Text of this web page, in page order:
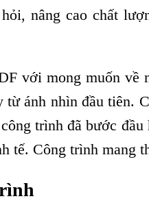
nâng cao chất
với mong muốn về
từ ánh nhìn đầu tiên.
trình đã bước
tế. Công trình mang